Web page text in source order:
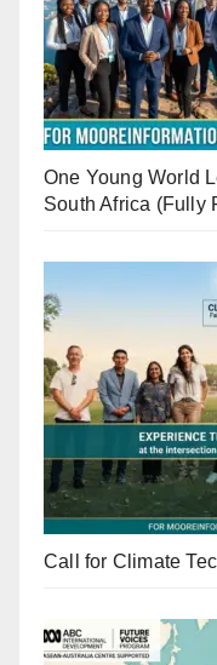
One Young World
South Africa (Fully
Call for Climate